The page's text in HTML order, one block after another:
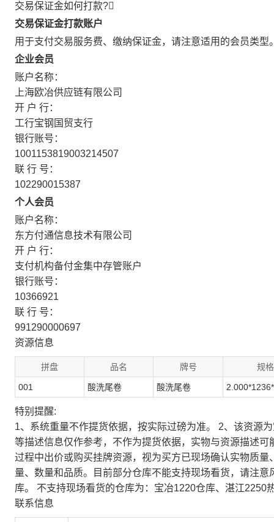
交易保证金如何打款?
交易保证金打款账户
用于支付交易服务费、缴纳保证金，请注意适用的会员类型
企业会员
账户名称：
上海欧冶供应链有限公司
开 户 行：
工行宝钢国贸支行
银行账号：
1001153819003214507
联 行 号：
102290015387
个人会员
账户名称：
东方付通信息技术有限公司
开 户 行：
支付机构备付金集中存管账户
银行账号：
10366921
联 行 号：
991290000697
资源信息
拼盘 品名 牌号 规格
001 酸洗尾卷 酸洗尾卷
特别提醒:
1、系统重量不作提货依据，按实际过磅为准。 2、该资源
等描述信息仅作参考，不作为提货依据，实物与资源描述
过程中出价或购买挂牌资源，视为买方已现场确认实物质
量、数量和品质。目前部分仓库不能支持现场看货，请注
库。 不支持现场看货的仓库为：宝冶1220仓库、湛江2250
联系信息